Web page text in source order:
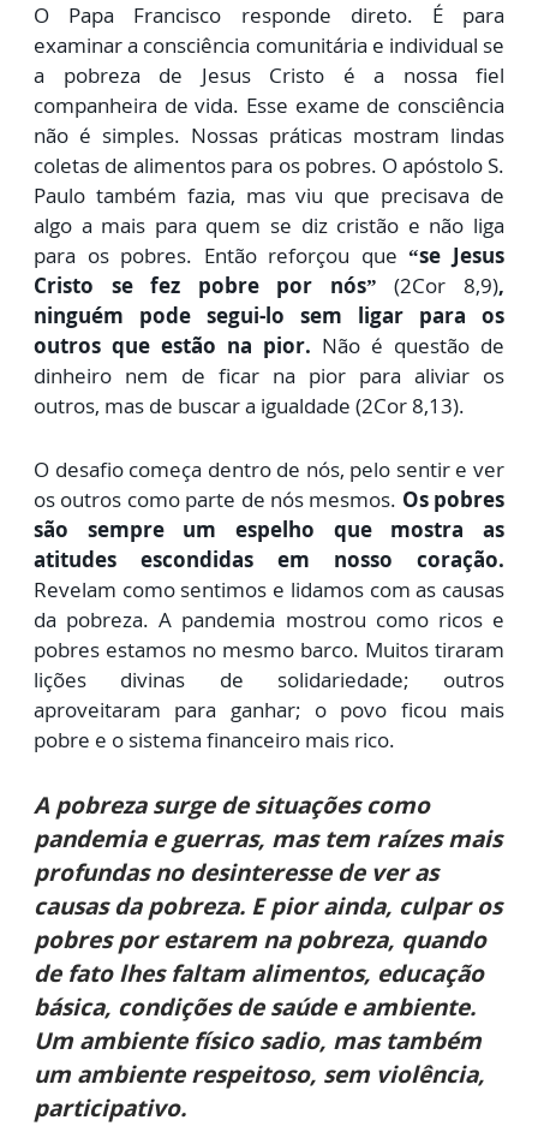
O Papa Francisco responde direto. É para
examinar a consciência comunitária e individual se
a pobreza de Jesus Cristo é a nossa fiel
companheira de vida. Esse exame de consciência
não é simples. Nossas práticas mostram lindas
coletas de alimentos para os pobres. O apóstolo S.
Paulo também fazia, mas viu que precisava de
algo a mais para quem se diz cristão e não liga
para os pobres. Então reforçou que“se Jesus
Cristo se fez pobre por nós” (2Cor 8,9),
ninguém pode segui-lo sem ligar para os
outros que estão na pior. Não é questão de
dinheiro nem de ficar na pior para aliviar os
outros, mas de buscar a igualdade (2Cor 8,13).
O desafio começa dentro de nós, pelo sentir e ver
os outros como parte de nós mesmos. Os pobres
são sempre um espelho que mostra as
atitudes escondidas em nosso coração.
Revelam como sentimos e lidamos com as causas
da pobreza. A pandemia mostrou como ricos e
pobres estamos no mesmo barco. Muitos tiraram
lições divinas de solidariedade; outros
aproveitaram para ganhar; o povo ficou mais
pobre e o sistema financeiro mais rico.
A pobreza surge de situações como
pandemia e guerras, mas tem raízes mais
profundas no desinteresse de ver as
causas da pobreza. E pior ainda, culpar os
pobres por estarem na pobreza, quando
de fato lhes faltam alimentos, educação
básica, condições de saúde e ambiente.
Um ambiente físico sadio, mas também
um ambiente respeitoso, sem violência,
participativo.